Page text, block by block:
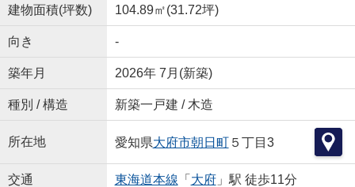
建物面積(坪数) 104.89㎡(31.72坪)
向き -
築年月 2026年 7月(新築)
種別 / 構造 新築一戸建 / 木造
所在地 愛知県大府市朝日町５丁目3
交通 東海道本線 「 大府」駅 徒歩11分